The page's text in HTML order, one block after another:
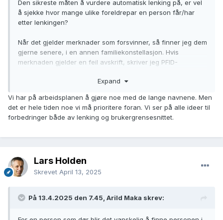
Den sikreste måten å vurdere automatisk lenking på, er vel
å sjekke hvor mange ulike foreldrepar en person får/har
etter lenkingen?
Når det gjelder merknader som forsvinner, så finner jeg dem
gjerne senere, i en annen familiekonstellasjon. Hvis
merknaden gjelder en feil avskrift, skriver jeg PFID-
som har dradd med seg mange navn fra historiske tider. Det
burde kanskje komme en funksjon som fjerner dublettnavn
og i hvert fall navn som overhodet ikke finnes i tilhørende
Expand
Vi har på arbeidsplanen å gjøre noe med de lange navnene. Men
det er hele tiden noe vi må prioritere foran. Vi ser på alle ideer til
forbedringer både av lenking og brukergrensesnittet.
Lars Holden
Skrevet April 13, 2025
På 13.4.2025 den 7.45, Arild Maka skrev: